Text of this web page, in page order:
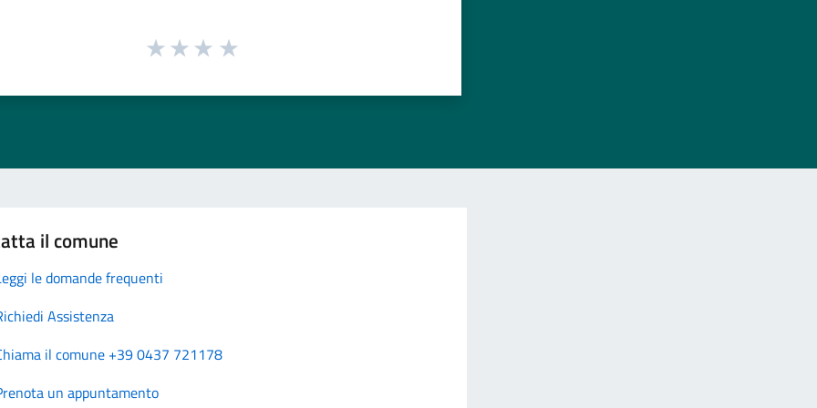
il comune
le domande frequenti
Assistenza
il comune +39 0437 721178
un appuntamento